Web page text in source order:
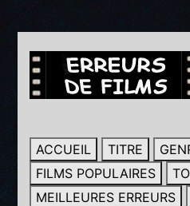
ACCUEIL TITRE
FILMS POPULAIRES
MEILLEURES ERREURS